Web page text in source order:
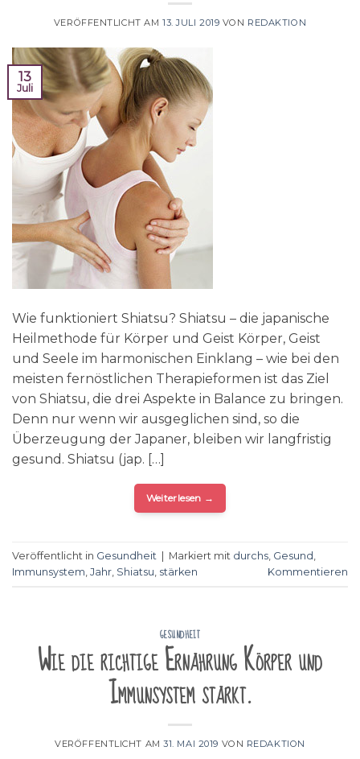
VERÖFFENTLICHT AM 13. JULI 2019 VON REDAKTION
13
Juli
Wie funktioniert Shiatsu? Shiatsu – die japanische
Heilmethode für Körper und Geist Körper, Geist
und Seele im harmonischen Einklang – wie bei den
meisten fernöstlichen Therapieformen ist das Ziel
von Shiatsu, die drei Aspekte in Balance zu bringen.
Denn nur wenn wir ausgeglichen sind, so die
Überzeugung der Japaner, bleiben wir langfristig
gesund. Shiatsu (jap. […]
Weiterlesen →
Veröffentlicht in Gesundheit | Markiert mit durchs Gesund
Immunsystem Jahr Shiatsu stärken Kommentieren
GESUNDHEIT
Wie die richtige Ernährung Körper und
Immunsystem stärkt.
VERÖFFENTLICHT AM31. MAI 2019 VON REDAKTION